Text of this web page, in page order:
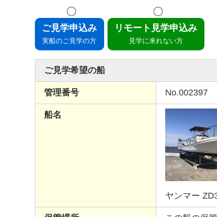
ご見学申込み
実船のご見学の方
リモート見学申込み
見学に来れない方
ご見学希望の船
管理番号 No.002397
船名
ヤンマー